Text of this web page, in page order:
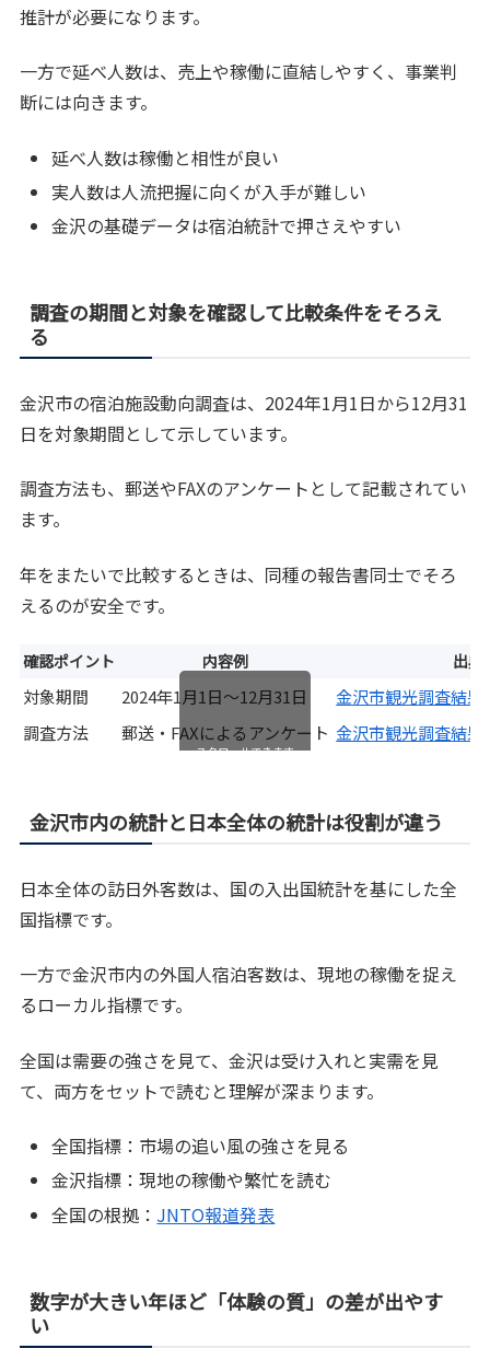
推計が必要になります。
一方で延べ人数は、売上や稼働に直結しやすく、事業判
断には向きます。
延べ人数は稼働と相性が良い
実人数は人流把握に向くが入手が難しい
金沢の基礎データは宿泊統計で押さえやすい
調査の期間と対象を確認して比較条件をそろえ
る
金沢市の宿泊施設動向調査は、2024年1月1日から12月31
日を対象期間として示しています。
調査方法も、郵送やFAXのアンケートとして記載されてい
ます。
年をまたいで比較するときは、同種の報告書同士でそろ
えるのが安全です。
確認ポイント 内容例 出典
対象期間 2024年1月1日〜12月31日
金沢市観光調査結果
調査方法
郵送・FAXによるアンケート 金沢市観光調査結果
スクロールできます
金沢市内の統計と日本全体の統計は役割が違う
日本全体の訪日外客数は、国の入出国統計を基にした全
国指標です。
一方で金沢市内の外国人宿泊客数は、現地の稼働を捉え
るローカル指標です。
全国は需要の強さを見て、金沢は受け入れと実需を見
て、両方をセットで読むと理解が深まります。
全国指標：市場の追い風の強さを見る
金沢指標：現地の稼働や繁忙を読む
全国の根拠： JNTO報道発表
数字が大きい年ほど「体験の質」の差が出やす
い